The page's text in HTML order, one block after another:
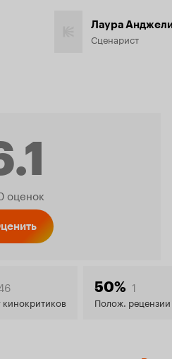
Лаура
Сценарист
оценок
кинокритиков
50% 1
Полож. рецензии